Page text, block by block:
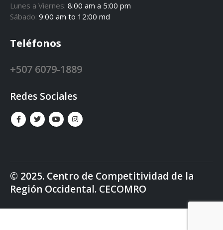
Lunes a Viernes: 8:00 am a 5:00 pm
Sábado: 9:00 am to 12:00 md
Teléfonos
+507 6079-1889
Redes Sociales
© 2025. Centro de Competitividad de la
Región Occidental. CECOMRO